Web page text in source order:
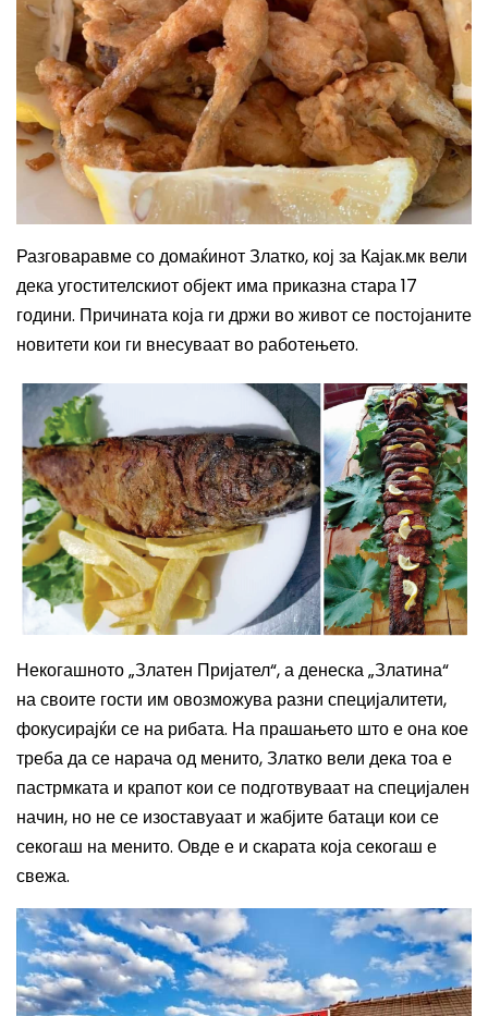
Разговаравме со домаќинот Златко, кој за Кајак.мк вели
дека угостителскиот објект има приказна стара 17
години. Причината која ги држи во живот се постојаните
новитети кои ги внесуваат во работењето.
Некогашното „Златен Пријател“, а денеска „Златина“
на своите гости им овозможува разни специјалитети,
фокусирајќи се на рибата. На прашањето што е она кое
треба да се нарача од менито, Златко вели дека тоа е
пастрмката и крапот кои се подготвуваат на специјален
начин, но не се изоставуаат и жабјите батаци кои се
секогаш на менито. Овде е и скарата која секогаш е
свежа.